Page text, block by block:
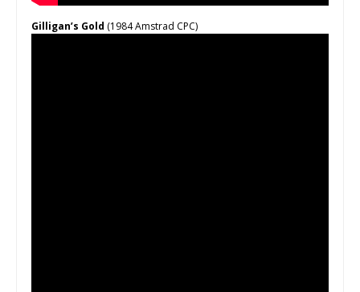
Gilligan’s Gold (1984 Amstrad CPC)